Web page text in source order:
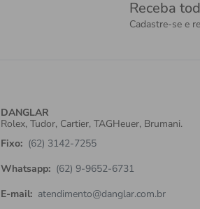
Receba
Cadastre-se e
DANGLAR
Rolex, Tudor, Cartier, TAGHeuer, Brumani.
Fixo: (62) 3142-7255
Whatsapp: (62) 9-9652-6731
E-mail: atendimento@danglar.com.br